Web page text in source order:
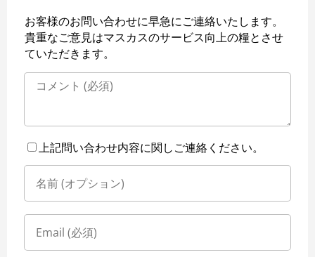
お客様のお問い合わせに早急にご連絡いたします。
貴重なご意見はマスカスのサービス向上の糧とさせ
ていただきます。
上記問い合わせ内容に関しご連絡ください。